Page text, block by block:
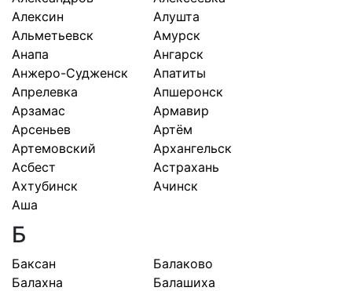
Алексин
Алушта
Альметьевск
Амурск
Анапа
Ангарск
Анжеро-Судженск
Апатиты
Апрелевка
Апшеронск
Арзамас
Армавир
Арсеньев
Артём
Артемовский
Архангельск
Асбест
Астрахань
Ахтубинск
Ачинск
Аша
Б
Баксан
Балаково
Балахна
Балашиха